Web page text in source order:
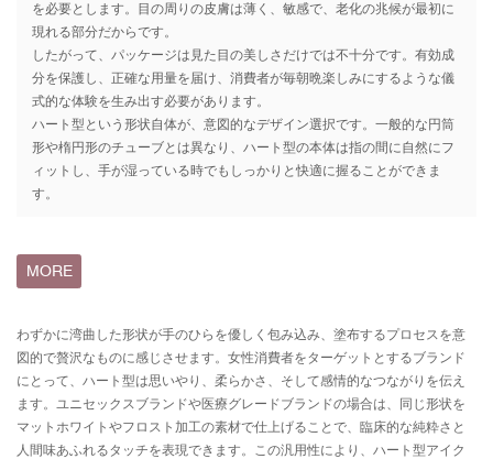
を必要とします。目の周りの皮膚は薄く、敏感で、老化の兆候が最初に
現れる部分だからです。
したがって、パッケージは見た目の美しさだけでは不十分です。有効成
分を保護し、正確な用量を届け、消費者が毎朝晩楽しみにするような儀
式的な体験を生み出す必要があります。
ハート型という形状自体が、意図的なデザイン選択です。一般的な円筒
形や楕円形のチューブとは異なり、ハート型の本体は指の間に自然にフ
ィットし、手が湿っている時でもしっかりと快適に握ることができま
す。
MORE
わずかに湾曲した形状が手のひらを優しく包み込み、塗布するプロセスを意
図的で贅沢なものに感じさせます。女性消費者をターゲットとするブランド
にとって、ハート型は思いやり、柔らかさ、そして感情的なつながりを伝え
ます。ユニセックスブランドや医療グレードブランドの場合は、同じ形状を
マットホワイトやフロスト加工の素材で仕上げることで、臨床的な純粋さと
人間味あふれるタッチを表現できます。この汎用性により、ハート型アイク